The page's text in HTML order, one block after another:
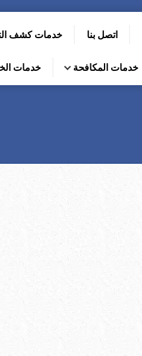
اتصل بنا خدمات كشف
خدمات المكافحة خدمات